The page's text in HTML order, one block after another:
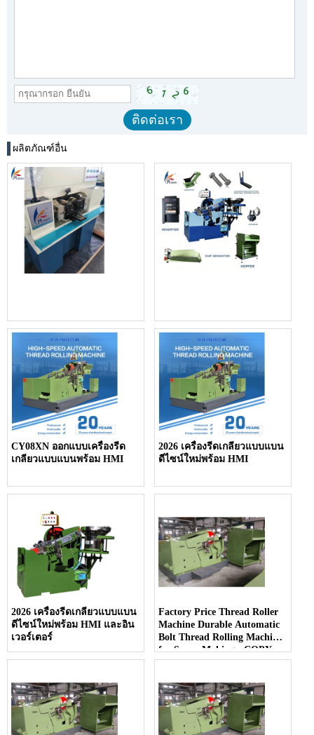
ผลิตภัณฑ์อื่น
CY08XN ออกแบบเครื่องรีด
เกลียวแบบแบนพร้อม HMI
2026 เครื่องรีดเกลียวแบบแบน
ดีไซน์ใหม่พร้อม HMI
2026 เครื่องรีดเกลียวแบบแบน
ดีไซน์ใหม่พร้อม HMI และอิน
เวอร์เตอร์
Factory Price Thread Roller
Machine Durable Automatic
Bolt Thread Rolling Machine
for Screw Making - COPY -
ksfits